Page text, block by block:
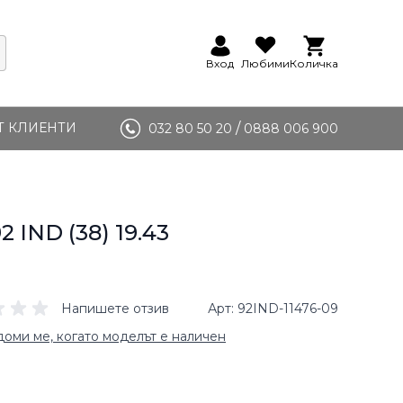
Вход ЛюбимиКоличка
КЛИЕНТИ 032 80 50 20 / 0888 006 900
IND (38) 19.43
Напишете отзив Арт 92IND-11476-09
ме, когато моделът е наличен